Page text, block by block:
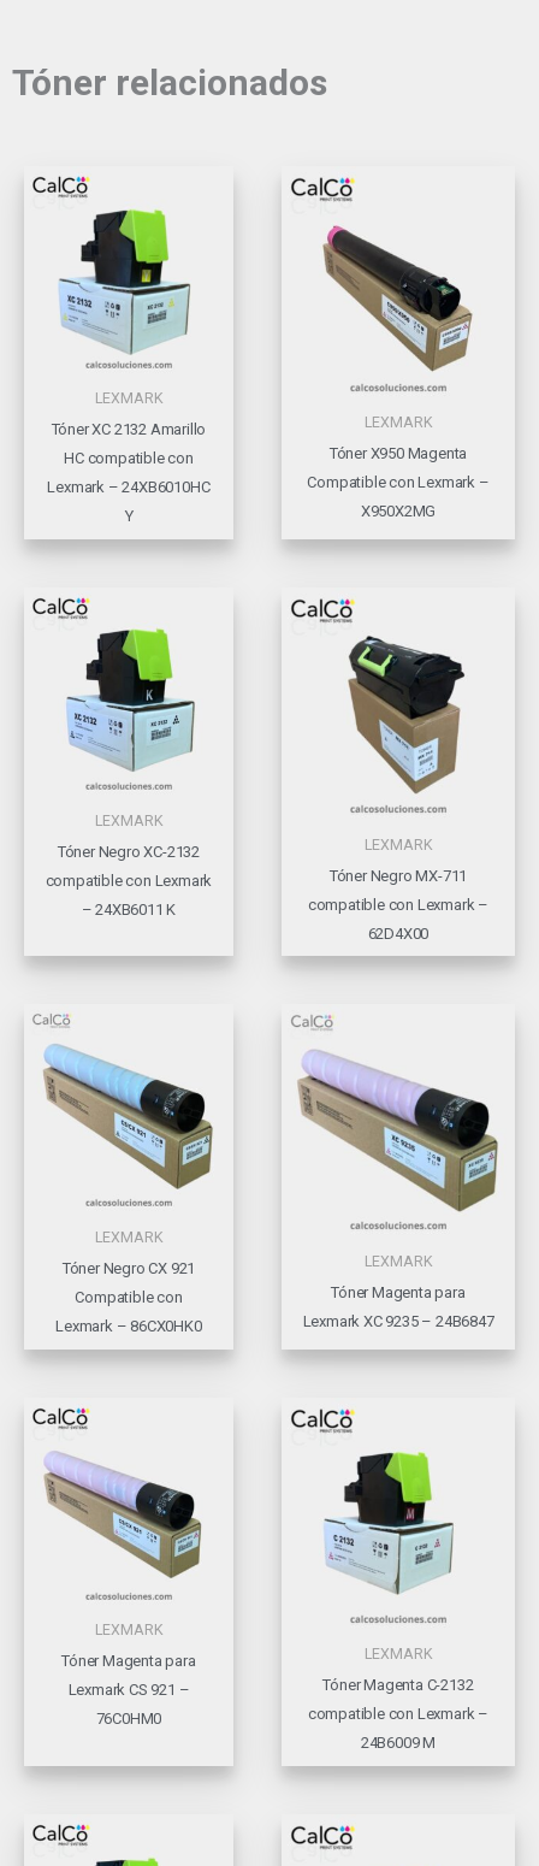
Tóner relacionados
LEXMARK
Tóner XC 2132 Amarillo
HC compatible con
Lexmark – 24XB6010HC
Y
LEXMARK
Tóner X950 Magenta
Compatible con Lexmark –
X950X2MG
LEXMARK
Tóner Negro XC-2132
compatible con Lexmark
– 24XB6011 K
LEXMARK
Tóner Negro MX-711
compatible con Lexmark –
62D4X00
LEXMARK
Tóner Negro CX 921
Compatible con
Lexmark – 86CX0HK0
LEXMARK
Tóner Magenta para
Lexmark XC 9235 – 24B6847
LEXMARK
Tóner Magenta para
Lexmark CS 921 –
76C0HM0
LEXMARK
Tóner Magenta C-2132
compatible con Lexmark –
24B6009 M